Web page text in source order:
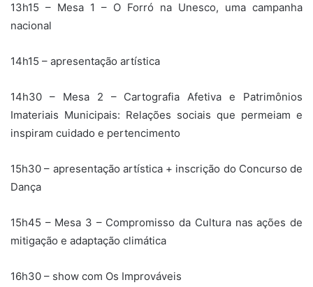
13h15 – Mesa 1 – O Forró na Unesco, uma campanha
nacional
14h15 – apresentação artística
14h30 – Mesa 2 – Cartografia Afetiva e Patrimônios
Imateriais Municipais: Relações sociais que permeiam e
inspiram cuidado e pertencimento
15h30 – apresentação artística + inscrição do Concurso de
Dança
15h45 – Mesa 3 – Compromisso da Cultura nas ações de
mitigação e adaptação climática
16h30 – show com Os Improváveis